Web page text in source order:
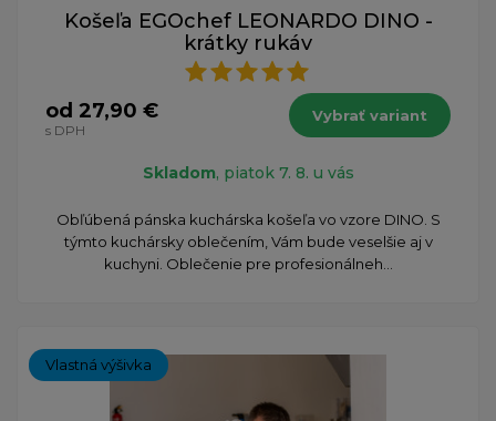
Košeľa EGOchef LEONARDO DINO -
krátky rukáv
od 27,90 €
s DPH
Vybrať variant
Skladom, piatok 7. 8. u vás
Obľúbená pánska kuchárska košeľa vo vzore DINO. S
týmto kuchársky oblečením, Vám bude veselšie aj v
kuchyni. Oblečenie pre profesionálneh...
Vlastná výšivka